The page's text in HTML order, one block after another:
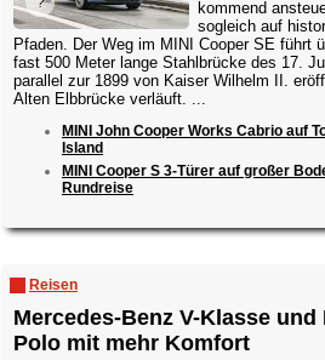
kommend
sogleich auf
Pfaden. Der Weg im MINI Cooper SE führt
fast 500 Meter lange Stahlbrücke des 17.
parallel zur 1899 von Kaiser Wilhelm II.
Alten Elbbrücke verläuft. ...
MINI John Cooper Works Cabrio auf
Island
MINI Cooper S 3-Türer auf großer
Rundreise
Reisen
Mercedes-Benz V-Klasse und
Polo mit mehr Komfort